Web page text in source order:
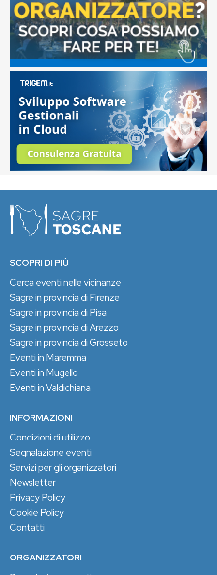
SCOPRI DI PIÙ
Cerca eventi nelle vicinanze
Sagre in provincia di Firenze
Sagre in provincia di Pisa
Sagre in provincia di Arezzo
Sagre in provincia di Grosseto
Eventi in Maremma
Eventi in Mugello
Eventi in Valdichiana
INFORMAZIONI
Condizioni di utilizzo
Segnalazione eventi
Servizi per gli organizzatori
Newsletter
Privacy Policy
Cookie Policy
Contatti
ORGANIZZATORI